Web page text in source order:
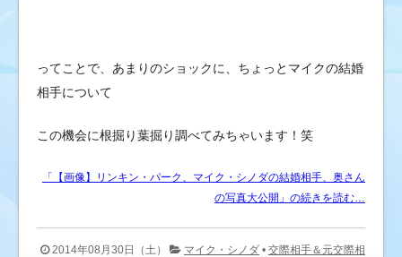
ってことで、あまりのショックに、ちょっとマイクの結婚
相手について
この機会に根掘り葉掘り調べてみちゃいます！笑
「【画像】リンキン・パーク、マイク・シノダの結婚相手、奥さん
の写真大公開」の続きを読む…
2014年08月30日（土） マイク・シノダ • 交際相手＆元交際相